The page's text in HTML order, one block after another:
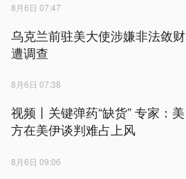
8月6日 07:47
乌克兰前驻美大使涉嫌非法敛财
遭调查
8月6日 07:38
视频丨关键弹药“缺货” 专家：美
方在美伊谈判难占上风
8月6日 09:06